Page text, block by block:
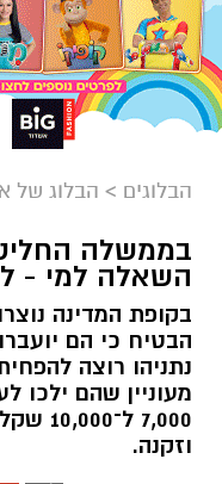
הבלוגים > הבלוג של
בממשלה
השאלה למי -
בקופת המדינה
הבטיח כי הם
נתניהו רוצה
מעוניין שהם ילכו
7,000
וזקנה.